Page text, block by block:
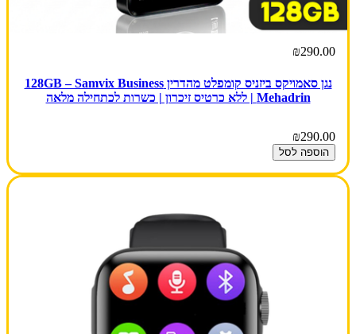
₪290.00
נגן סאמויקס ביזניס קומפלט מהדרין 128GB – Samvix Business
Mehadrin | ללא כרטיס זיכרון | כשרות לכתחילה מלאה
₪290.00
הוספה לסל